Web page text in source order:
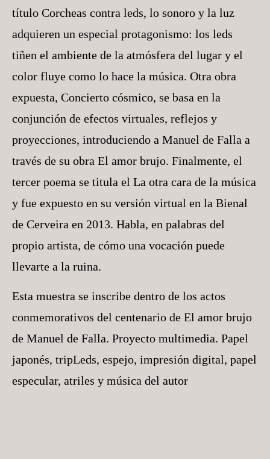
título Corcheas contra leds, lo sonoro y la luz
adquieren un especial protagonismo: los leds
tiñen el ambiente de la atmósfera del lugar y el
color fluye como lo hace la música. Otra obra
expuesta, Concierto cósmico, se basa en la
conjunción de efectos virtuales, reflejos y
proyecciones, introduciendo a Manuel de Falla a
través de su obra El amor brujo. Finalmente, el
tercer poema se titula el La otra cara de la música
y fue expuesto en su versión virtual en la Bienal
de Cerveira en 2013. Habla, en palabras del
propio artista, de cómo una vocación puede
llevarte a la ruina.
Esta muestra se inscribe dentro de los actos
conmemorativos del centenario de El amor brujo
de Manuel de Falla. Proyecto multimedia. Papel
japonés, tripLeds, espejo, impresión digital, papel
especular, atriles y música del autor